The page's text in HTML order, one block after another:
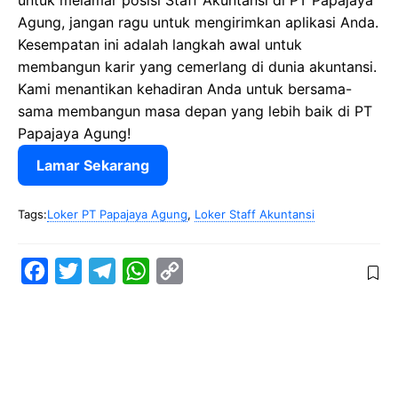
Agung, jangan ragu untuk mengirimkan aplikasi Anda.
Kesempatan ini adalah langkah awal untuk
membangun karir yang cemerlang di dunia akuntansi.
Kami menantikan kehadiran Anda untuk bersama-
sama membangun masa depan yang lebih baik di PT
Papajaya Agung!
Lamar Sekarang
Tags:Loker PT Papajaya Agung, Loker Staff Akuntansi
W